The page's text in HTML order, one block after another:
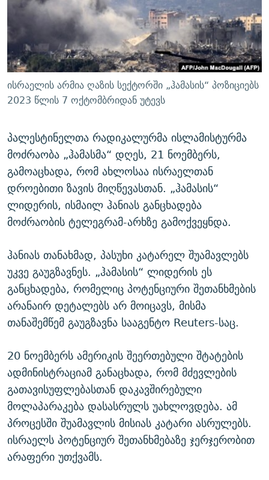
ᲛᲝᲚᲐᲞᲐᲠᲐᲙᲔ ᲢᲔᲥᲡᲢᲔᲑᲘ
ᲨᲘᲜ - ᲣᲪᲮᲝᲔᲗᲨᲘ
ᲚᲘᲢᲔᲠᲐᲢᲣᲠᲣᲚᲘ ᲬᲐᲮᲜᲐᲒᲔᲑᲘ
ᲐᲛᲔᲠᲘᲙᲣᲚᲘ ᲛᲝᲗᲮᲠᲝᲑᲐ
ᲘᲛᲞᲔᲠᲘᲐ ᲓᲐ ᲠᲐᲓᲘᲝ
ᲩᲔᲛᲘ ᲡᲘᲙᲕᲓᲘᲚᲘᲡ ᲛᲘᲖᲔᲖᲘᲐ COVID-19
11 ᲬᲔᲚᲘ - 11 ᲐᲛᲑᲐᲕᲘ
ᲡᲐᲞᲐᲠᲚᲐᲛᲔᲜᲢᲝ ᲐᲠᲩᲔᲕᲜᲔᲑᲘᲡ ᲘᲡᲢᲝᲠᲘᲐ
ᲑᲐᲕᲨᲕᲔᲑᲘ ᲞᲠᲝᲡᲢᲘᲢᲣᲪᲘᲐᲨᲘ - ᲐᲛᲝᲣᲗᲥᲛᲔᲚᲘ ᲐᲛᲑᲐᲕᲘ
5 ᲐᲛᲑᲐᲕᲘ - 20 ᲘᲕᲜᲘᲡᲡ ᲓᲐᲨᲐᲕᲔᲑᲣᲚᲔᲑᲘ
ПРИВЕТ ᲙᲣᲚᲢᲣᲠᲐ
ᲒᲐᲛᲝᲘᲬᲔᲠᲔ
რთე/რთ-ის ყველა საიტი
ისრაელის არმია ღაზის სექტორში „ჰამასის“ პოზიციებს
2023 წლის 7 ოქტომბრიდან უტევს
პალესტინელთა რადიკალურმა ისლამისტურმა
მოძრაობა „ჰამასმა“ დღეს, 21 ნოემბერს,
გამოაცხადა, რომ ახლოსაა ისრაელთან
დროებითი ზავის მიღწევასთან. „ჰამასის“
ლიდერის, ისმაილ ჰანიას განცხადება
მოძრაობის ტელეგრამ-არხზე გამოქვეყნდა.
ჰანიას თანახმად, პასუხი კატარელ შუამავლებს
უკვე გაუგზავნეს. „ჰამასის“ ლიდერის ეს
განცხადება, რომელიც პოტენციური შეთანხმების
არანაირ დეტალებს არ მოიცავს, მისმა
თანაშემწემ გაუგზავნა სააგენტო Reuters-საც.
20 ნოემბერს ამერიკის შეერთებული შტატების
ადმინისტრაციამ განაცხადა, რომ მძევლების
გათავისუფლებასთან დაკავშირებული
მოლაპარაკება დასასრულს უახლოვდება. ამ
პროცესში შუამავლის მისიას კატარი ასრულებს.
ისრაელს პოტენციურ შეთანხმებაზე ჯერჯერობით
არაფერი უთქვამს.